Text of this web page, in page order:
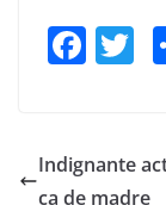
F
e
T
Indignante
ca de madre